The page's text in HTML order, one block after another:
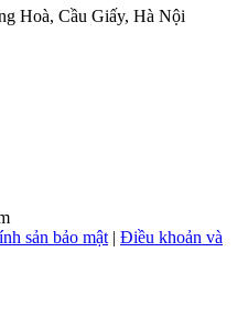
Hoà, Cầu Giấy, Hà Nội
sản bảo mật| Điều khoản và